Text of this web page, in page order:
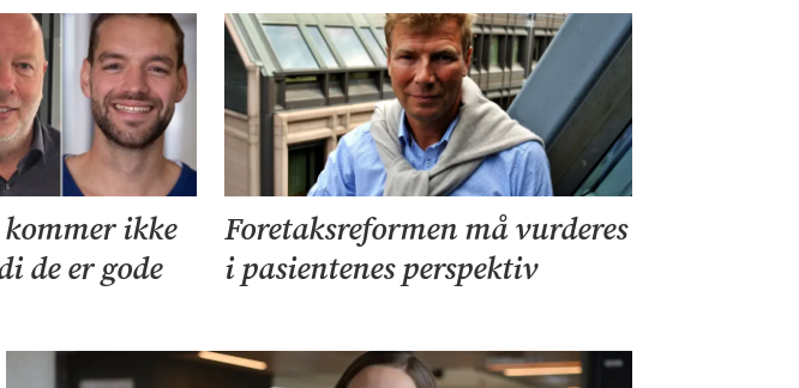
ikke
de er gode
Foretaksreformen må vurderes
i pasientenes perspektiv